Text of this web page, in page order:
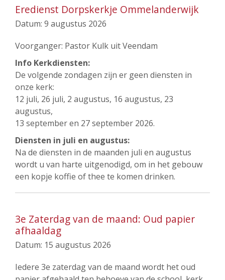
Eredienst Dorpskerkje Ommelanderwijk
Datum: 9 augustus 2026
Voorganger: Pastor Kulk uit Veendam
Info Kerkdiensten:
De volgende zondagen zijn er geen diensten in
onze kerk:
12 juli, 26 juli, 2 augustus, 16 augustus, 23
augustus,
13 september en 27 september 2026.
Diensten in juli en augustus:
Na de diensten in de maanden juli en augustus
wordt u van harte uitgenodigd, om in het gebouw
een kopje koffie of thee te komen drinken.
3e Zaterdag van de maand: Oud papier
afhaaldag
Datum: 15 augustus 2026
Iedere 3e zaterdag van de maand wordt het oud